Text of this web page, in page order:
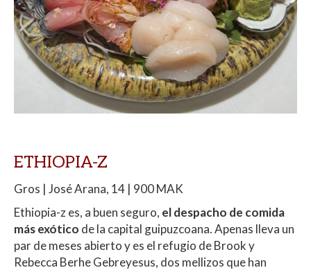
ETHIOPIA-Z
Gros | José Arana, 14 | 900 MAK
Ethiopia-z es, a buen seguro, el despacho de comida
más exótico de la capital guipuzcoana. Apenas lleva un
par de meses abierto y es el refugio de Brook y
Rebecca Berhe Gebreyesus, dos mellizos que han